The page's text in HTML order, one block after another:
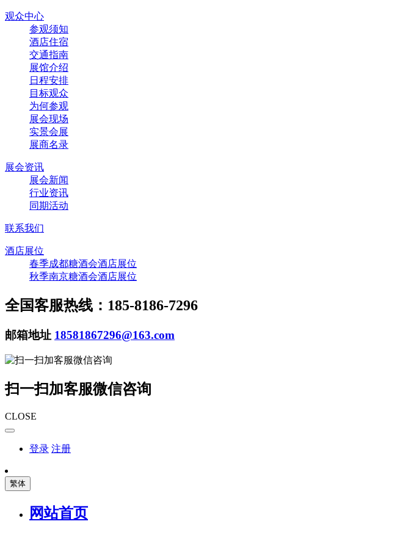
观众中心
参观须知
酒店住宿
交通指南
展馆介绍
日程安排
目标观众
为何参观
展会现场
实景会展
展商名录
展会资讯
展会新闻
行业资讯
同期活动
联系我们
酒店展位
春季成都糖酒会酒店展位
秋季南京糖酒会酒店展位
全国客服热线：185-8186-7296
邮箱地址 18581867296@163.com
扫一扫加客服微信咨询
CLOSE
登录 注册
繁体
网站首页